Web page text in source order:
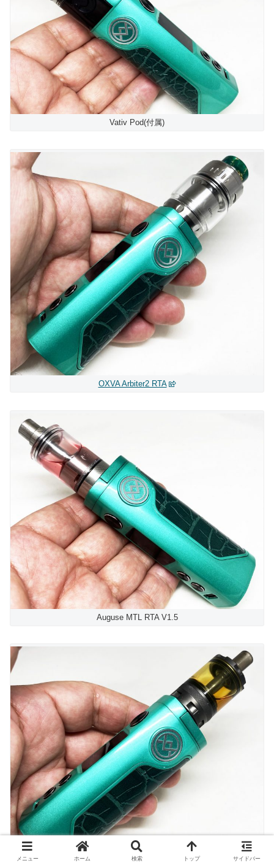
Vativ Pod(付属)
OXVA Arbiter2 RTA
Auguse MTL RTA V1.5
メニュー ホーム 検索 トップ サイドバー